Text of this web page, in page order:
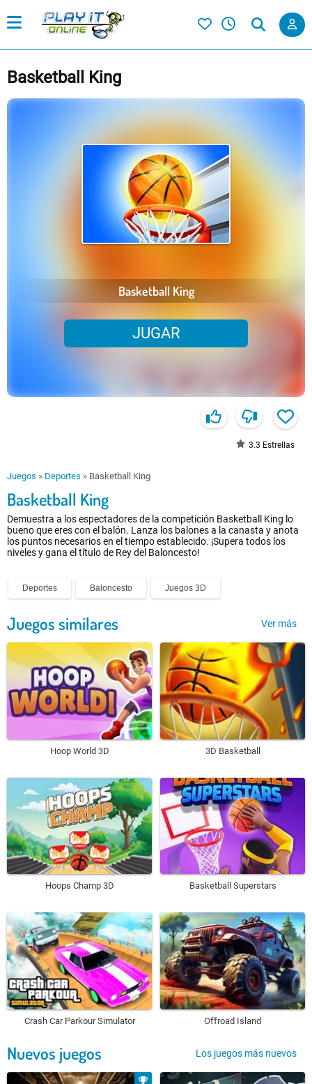
Basketball King
Basketball King
JUGAR
3.3 Estrellas
Juegos » Deportes » Basketball King
Basketball King
Demuestra a los espectadores de la competición Basketball King lo
bueno que eres con el balón. Lanza los balones a la canasta y anota
los puntos necesarios en el tiempo establecido. ¡Supera todos los
niveles y gana el título de Rey del Baloncesto!
Deportes Baloncesto Juegos 3D
Juegos similares Ver más
Hoop World 3D 3D Basketball
Hoops Champ 3D Basketball Superstars
Crash Car Parkour Simulator Offroad Island
Nuevos juegos Los juegos más nuevos